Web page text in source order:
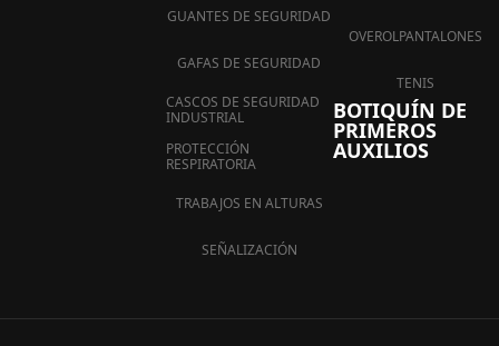
GUANTES DE SEGURIDAD
GAFAS DE SEGURIDAD
CASCOS DE SEGURIDAD
INDUSTRIAL
PROTECCIÓN
RESPIRATORIA
TRABAJOS EN ALTURAS
SEÑALIZACIÓN
OVEROLPANTALONES
TENIS
BOTIQUÍN DE
PRIMEROS
AUXILIOS